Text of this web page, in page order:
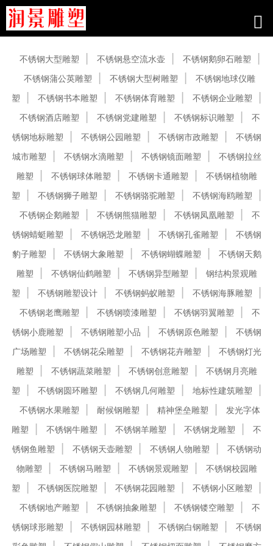
不锈钢大型雕塑 不锈钢悬空流水壶
不锈钢鹅卵石雕塑
不锈钢蒲公英雕塑
不锈钢大型树雕塑
不锈钢地球仪雕
塑
不锈钢书本雕塑 不锈钢体育雕塑
不锈钢企业雕塑
不锈钢酒店雕塑
不锈钢党建雕塑 不锈钢标识雕塑
不
锈钢地标雕塑
不锈钢公园雕塑 不锈钢市政雕塑
不锈钢
城市雕塑
不锈钢水滴雕塑 不锈钢镜面雕塑
不锈钢拉丝
雕塑
不锈钢球体雕塑 不锈钢卡通雕塑
不锈钢植物雕
塑
不锈钢狮子雕塑 不锈钢骆驼雕塑
不锈钢海鸥雕塑
不锈钢企鹅雕塑
不锈钢熊猫雕塑 不锈钢凤凰雕塑
不
锈钢蜻蜓雕塑
不锈钢恐龙雕塑 不锈钢孔雀雕塑
不锈钢
豹子雕塑
不锈钢大象雕塑 不锈钢蝴蝶雕塑
不锈钢天鹅
雕塑
不锈钢仙鹤雕塑 不锈钢异型雕塑
钢结构景观雕
塑
不锈钢雕塑设计 不锈钢蚂蚁雕塑
不锈钢海豚雕塑
不锈钢老鹰雕塑
不锈钢喷漆雕塑 不锈钢羽翼雕塑
不
锈钢小鹿雕塑
不锈钢雕塑小品 不锈钢原色雕塑
不锈钢
广场雕塑
不锈钢花朵雕塑 不锈钢花卉雕塑
不锈钢灯光
雕塑
不锈钢蔬菜雕塑 不锈钢创意雕塑
不锈钢月亮雕
塑
不锈钢圆环雕塑 不锈钢几何雕塑
地标性建筑雕塑
不锈钢水果雕塑
耐候钢雕塑 精神堡垒雕塑
发光字体
雕塑
不锈钢牛雕塑 不锈钢羊雕塑 不锈钢龙雕塑
不
锈钢鱼雕塑
不锈钢天壶雕塑 不锈钢人物雕塑
不锈钢动
物雕塑
不锈钢马雕塑 不锈钢景观雕塑
不锈钢校园雕
塑
不锈钢医院雕塑 不锈钢花园雕塑
不锈钢小区雕塑
不锈钢地产雕塑
不锈钢抽象雕塑 不锈钢镂空雕塑
不
锈钢球形雕塑
不锈钢园林雕塑 不锈钢白钢雕塑
不锈钢